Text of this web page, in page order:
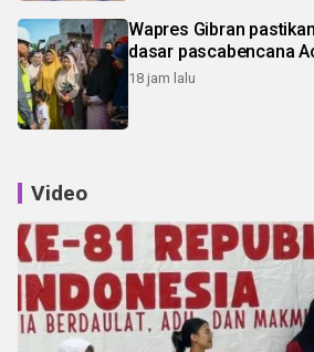
Wapres Gibran
dasar pascabencana
18 jam lalu
Video